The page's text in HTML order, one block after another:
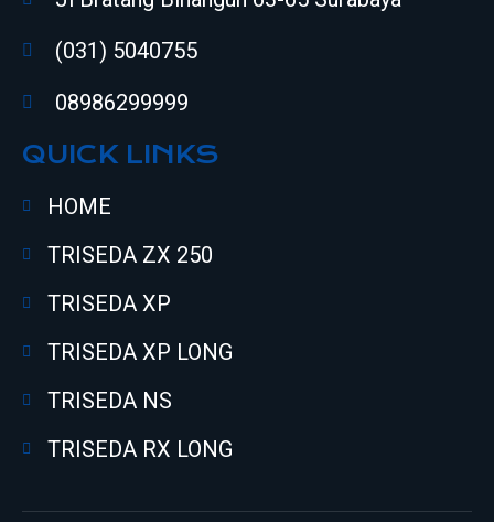
(031) 5040755
08986299999
QUICK LINKS
HOME
TRISEDA ZX 250
TRISEDA XP
TRISEDA XP LONG
TRISEDA NS
TRISEDA RX LONG